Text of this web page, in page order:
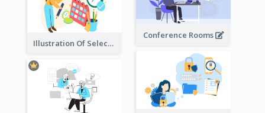
Conference Rooms
Illustration Of Select Date & Time